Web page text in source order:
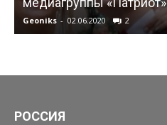
Geoniks - 02.06.2020 2
РОССИЯ